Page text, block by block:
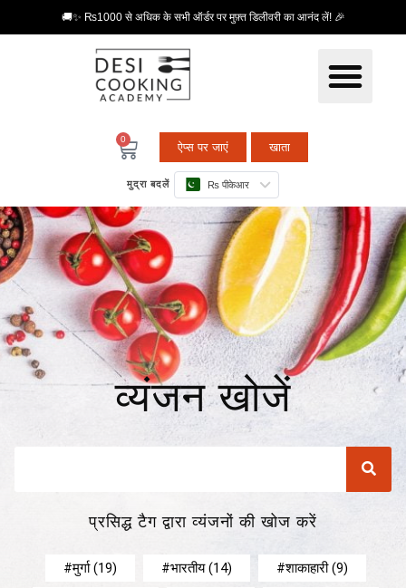
🚚✨ ₨1000 से अधिक के सभी ऑर्डर पर मुफ़्त डिलीवरी का आनंद लें! 🎉
0
ऐप्स पर जाएं खाता
मुद्रा बदलें ₨ पीकेआर
व्यंजन खोजें
प्रसिद्ध टैग द्वारा व्यंजनों की खोज करें
मुर्गा(19) भारतीय(14) शाकाहारी(9)